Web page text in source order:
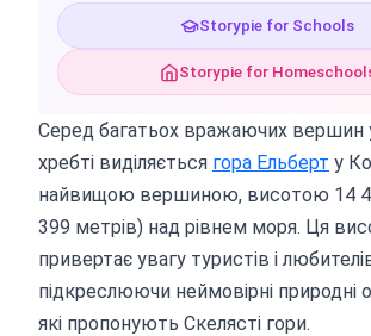
Storypie for Schools
Storypie for
Серед багатьох вражаючих вершин
хребті виділяється гора Ельберт у
найвищою вершиною, висотою 14
399 метрів) над рівнем моря. Ця
привертає увагу туристів і
підкреслюючи неймовірні природні
які пропонують Скелясті гори.